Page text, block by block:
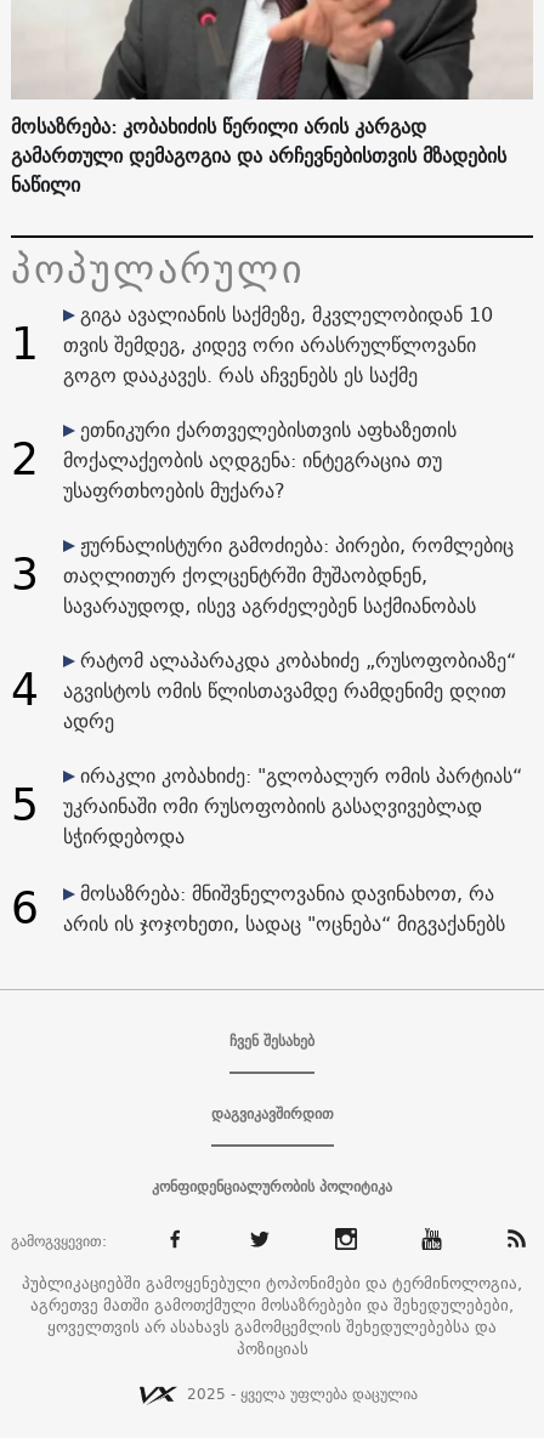
მოსაზრება: კობახიძის წერილი არის კარგად
გამართული დემაგოგია და არჩევნებისთვის მზადების
ნაწილი
პოპულარული
1
გიგა ავალიანის საქმეზე, მკვლელობიდან 10
თვის შემდეგ, კიდევ ორი არასრულწლოვანი
გოგო დააკავეს. რას აჩვენებს ეს საქმე
2
ეთნიკური ქართველებისთვის აფხაზეთის
მოქალაქეობის აღდგენა: ინტეგრაცია თუ
უსაფრთხოების მუქარა?
3
ჟურნალისტური გამოძიება: პირები, რომლებიც
თაღლითურ ქოლცენტრში მუშაობდნენ,
სავარაუდოდ, ისევ აგრძელებენ საქმიანობას
4
რატომ ალაპარაკდა კობახიძე „რუსოფობიაზე“
აგვისტოს ომის წლისთავამდე რამდენიმე დღით
ადრე
5
ირაკლი კობახიძე: "გლობალურ ომის პარტიას“
უკრაინაში ომი რუსოფობიის გასაღვივებლად
სჭირდებოდა
6
მოსაზრება: მნიშვნელოვანია დავინახოთ, რა
არის ის ჯოჯოხეთი, სადაც "ოცნება“ მიგვაქანებს
ჩვენ შესახებ
დაგვიკავშირდით
კონფიდენციალურობის პოლიტიკა
გამოგვყევით:
პუბლიკაციებში გამოყენებული ტოპონიმები და ტერმინოლოგია,
აგრეთვე მათში გამოთქმული მოსაზრებები და შეხედულებები,
ყოველთვის არ ასახავს გამომცემლის შეხედულებებსა და
პოზიციას
2025 - ყველა უფლება დაცულია